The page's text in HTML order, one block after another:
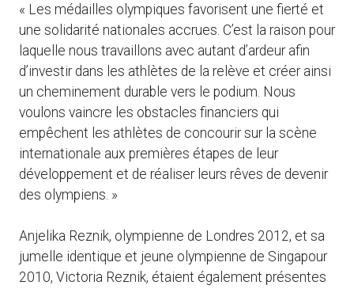
« Les médailles olympiques favorisent une fierté et
une solidarité nationales accrues. C’est la raison pour
laquelle nous travaillons avec autant d’ardeur afin
d’investir dans les athlètes de la relève et créer ainsi
un cheminement durable vers le podium. Nous
voulons vaincre les obstacles financiers qui
empêchent les athlètes de concourir sur la scène
internationale aux premières étapes de leur
développement et de réaliser leurs rêves de devenir
des olympiens. »
Anjelika Reznik, olympienne de Londres 2012, et sa
jumelle identique et jeune olympienne de Singapour
2010, Victoria Reznik, étaient également présentes